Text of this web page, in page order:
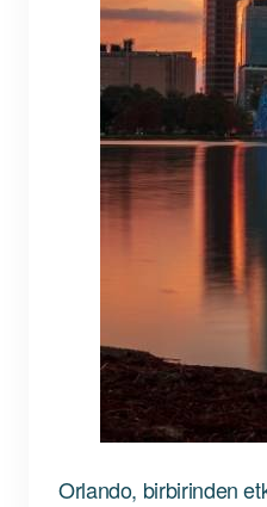
Orlando, birbirinden